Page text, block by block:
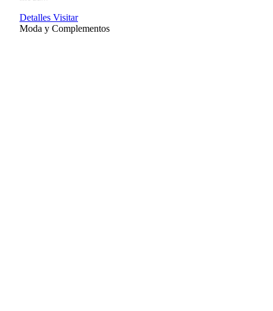
Detalles Visitar
Moda y Complementos